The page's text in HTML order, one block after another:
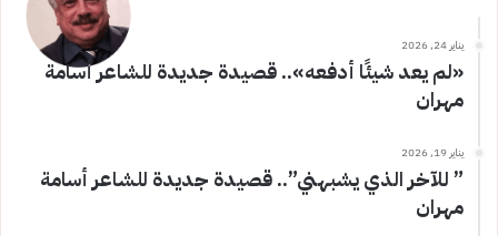
يناير 24, 2026
«لم يعد شيئًا أدفعه».. قصيدة جديدة للشاعر أسامة
مهران
يناير 19, 2026
” للآخر الذي يشبهني”.. قصيدة جديدة للشاعر أسامة
مهران